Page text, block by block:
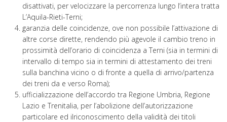
disattivati, per velocizzare la percorrenza lungo l’intera tratta
L’Aquila-Rieti-Terni;
garanzia delle coincidenze, ove non possibile l’attivazione di
altre corse dirette, rendendo più agevole il cambio treno in
prossimità dell’orario di coincidenza a Terni (sia in termini di
intervallo di tempo sia in termini di attestamento dei treni
sulla banchina vicino o di fronte a quella di arrivo/partenza
dei treni da e verso Roma);
ufficializzazione dell’accordo tra Regione Umbria, Regione
Lazio e Trenitalia, per l’abolizione dell’autorizzazione
particolare ed ilriconoscimento della validità dei titoli